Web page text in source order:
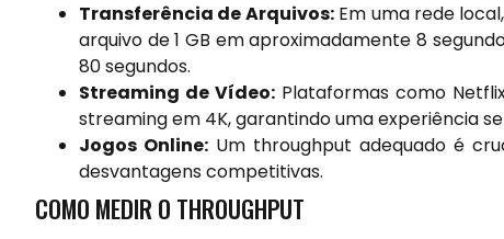
Transferência de Arquivos:Em uma rede
arquivo de 1 GB em aproximadamente 8
80 segundos.
Streaming de Vídeo:Plataformas como
streaming em 4K, garantindo uma experiência
Jogos Online: Um throughput adequado é
desvantagens competitivas.
COMO MEDIR O THROUGHPUT